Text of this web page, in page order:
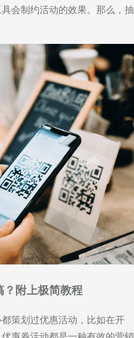
会制约活动的效果。那么，抽
？附上极简教程
策划过优惠活动，比如在开